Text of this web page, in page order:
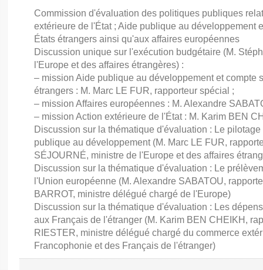
Commission d'évaluation des politiques publiques
extérieure de l'État ; Aide publique au développement
États étrangers ainsi qu'aux affaires européennes
Discussion unique sur l'exécution budgétaire (M.
l'Europe et des affaires étrangères) :
– mission Aide publique au développement et compte
étrangers : M. Marc LE FUR, rapporteur spécial ;
– mission Affaires européennes : M. Alexandre
– mission Action extérieure de l'État : M. Karim BEN
Discussion sur la thématique d'évaluation : Le
publique au développement (M. Marc LE FUR,
SÉJOURNÉ, ministre de l'Europe et des affaires
Discussion sur la thématique d'évaluation : Le
l'Union européenne (M. Alexandre SABATOU,
BARROT, ministre délégué chargé de l'Europe)
Discussion sur la thématique d'évaluation : Les
aux Français de l'étranger (M. Karim BEN CHEIKH,
RIESTER, ministre délégué chargé du commerce
Francophonie et des Français de l'étranger)